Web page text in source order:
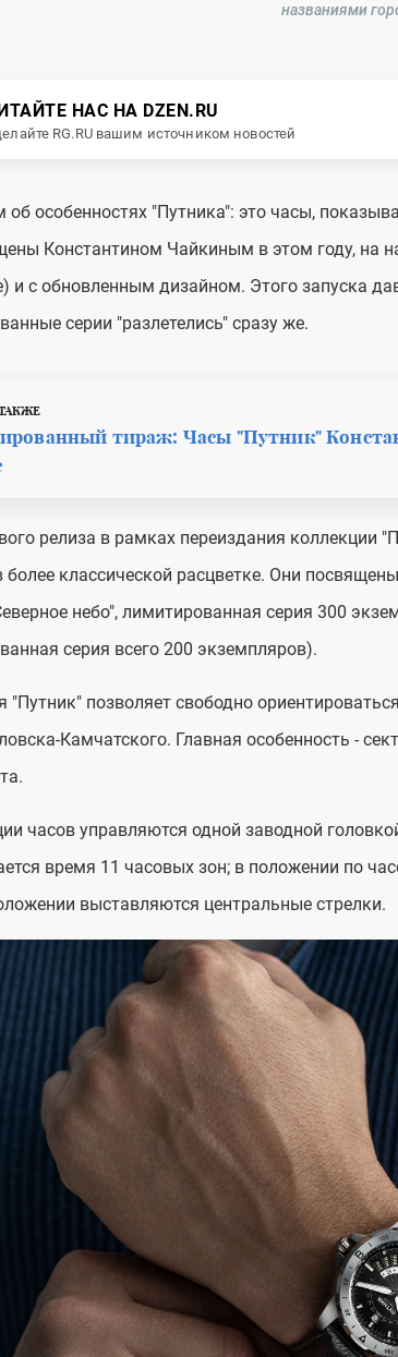
названиями
НАС НА DZEN.RU
RG.RU вашим источником новостей
особенностях "Путника": это часы,
Константином Чайкиным в этом году, на
и с обновленным дизайном. Этого запуска
серии "разлетелись" сразу же.
тираж: Часы "Путник"
релиза в рамках переиздания
более классической расцветке. Они
небо", лимитированная серия 300
серия всего 200 экземпляров).
"Путник" позволяет свободно
Камчатского. Главная особенность -
часов управляются одной заводной
время 11 часовых зон; в положении по
выставляются центральные стрелки.